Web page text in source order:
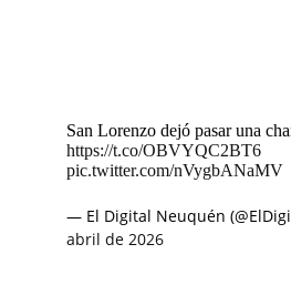
San Lorenzo dejó pasar una
https://t.co/OBVYQC2BT6
pic.twitter.com/nVygbANaMV
— El Digital Neuquén
abril de 2026